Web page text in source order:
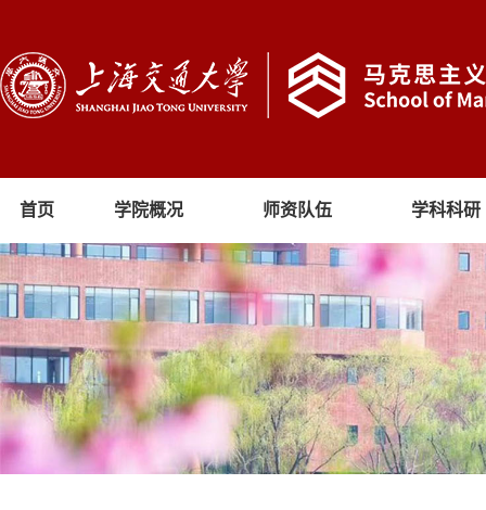
首页 学院概况 师资队伍 学科科研